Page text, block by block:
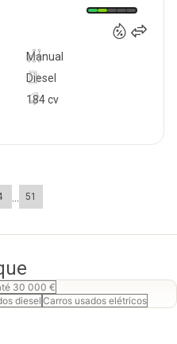
Manual
184 cv
Diesel
... 51
30 000 €
dieselCarros usados elétricos